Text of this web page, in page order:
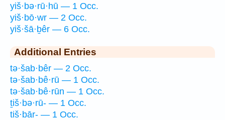
yiš·bə·rū·hū — 1 Occ.
yiš·bō·wr — 2 Occ.
yiš·šā·ḇêr — 6 Occ.
Additional Entries
tə·šab·bêr — 2 Occ.
tə·šab·bê·rū — 1 Occ.
tə·šab·bê·rūn — 1 Occ.
ṯiš·bə·rū- — 1 Occ.
tiš·bār- — 1 Occ.